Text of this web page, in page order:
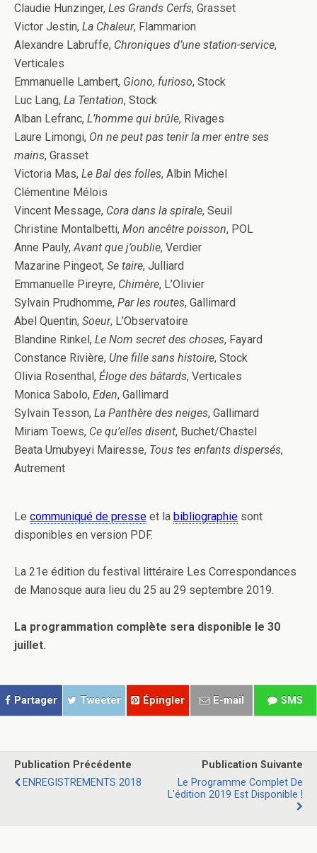
Claudie Hunzinger, Les Grands Cerfs, Grasset
Victor Jestin, La Chaleur, Flammarion
Alexandre Labruffe, Chroniques d’une station-service,
Verticales
Emmanuelle Lambert, Giono, furioso, Stock
Luc Lang, La Tentation, Stock
Alban Lefranc, L’homme qui brûle, Rivages
Laure Limongi, On ne peut pas tenir la mer entre ses
mains, Grasset
Victoria Mas, Le Bal des folles, Albin Michel
Clémentine Mélois
Vincent Message, Cora dans la spirale, Seuil
Christine Montalbetti, Mon ancêtre poisson, POL
Anne Pauly,Avant que j’oublie, Verdier
Mazarine Pingeot, Se taire, Julliard
Emmanuelle Pireyre, Chimère, L’Olivier
Sylvain Prudhomme, Par les routes, Gallimard
Abel Quentin, Soeur, L’Observatoire
Blandine Rinkel, Le Nom secret des choses, Fayard
Constance Rivière, Une fille sans histoire, Stock
Olivia Rosenthal, Éloge des bâtards, Verticales
Monica Sabolo, Eden, Gallimard
Sylvain Tesson, La Panthère des neiges, Gallimard
Miriam Toews, Ce qu’elles disent, Buchet/Chastel
Beata Umubyeyi Mairesse, Tous tes enfants dispersés,
Autrement
Le communiqué de presse et la bibliographie sont
disponibles en version PDF.
La 21e édition du festival littéraire Les Correspondances
de Manosque aura lieu du 25 au 29 septembre 2019.
La programmation complète sera disponible le 30
juillet.
Partager Tweeter Épingler E-mail SMS
Publication Précédente
ENREGISTREMENTS 2018
Publication Suivante
Le Programme Complet De
L'édition 2019 Est Disponible !